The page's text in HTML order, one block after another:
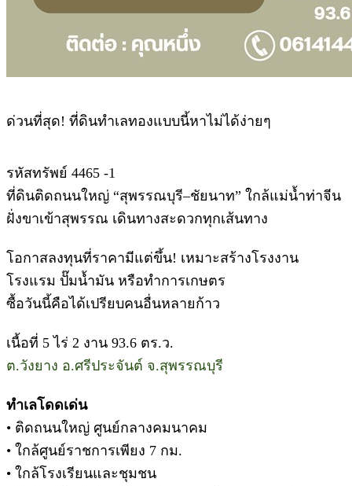
ด่วนที่สุด! ที่ดินทำเลทองแบบนี้หาไม่ได้ง่ายๆ
รหัสทรัพย์ 4465 -1
ที่ดินติดถนนใหญ่ “สุพรรณบุรี–ชัยนาท” ใกล้แม่น้ำท่าจีน
ฝั่งขาเข้าสุพรรณ เดินทางสะดวกทุกเส้นทาง
โอกาสลงทุนที่ราคามีแต่ขึ้น! เหมาะสร้างโรงงาน
โรงแรม ปั๊มน้ำมัน หรือทำการเกษตร
ซื้อวันนี้คือได้เปรียบคนอื่นหลายก้าว
เนื้อที่ 5 ไร่ 2 งาน 93.6 ตร.ว.
ต.วังยาง อ.ศรีประจันต์ จ.สุพรรณบุรี
ทำเลโดดเด่น
• ติดถนนใหญ่ ศูนย์กลางคมนาคม
• ใกล้ศูนย์ราชการเพียง 7 กม.
• ใกล้โรงเรียนและชุมชน